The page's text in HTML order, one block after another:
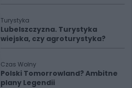
Turystyka
Lubelszczyzna. Turystyka
wiejska, czy agroturystyka?
Czas Wolny
Polski Tomorrowland? Ambitne
plany Legendii